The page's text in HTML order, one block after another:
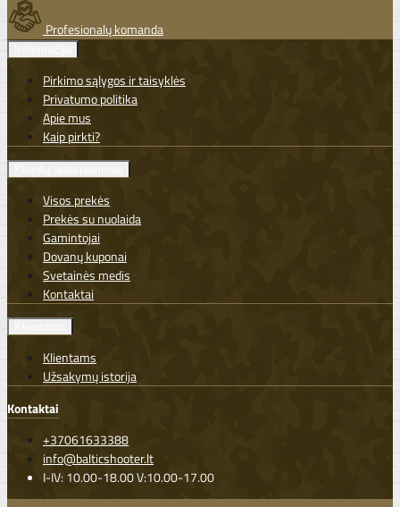
Profesionalų komanda
Pirkimo sąlygos ir taisyklės
Privatumo politika
Apie mus
Kaip pirkti?
Visos prekės
Prekės su nuolaida
Gamintojai
Dovanų kuponai
Svetainės medis
Kontaktai
Klientams
Užsakymų istorija
Kontaktai
+37061633388
info@balticshooter.lt
I-IV: 10.00-18.00 V:10.00-17.00